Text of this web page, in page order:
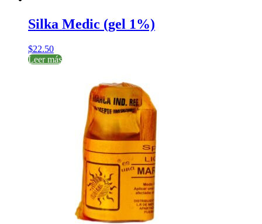
Silka Medic (gel 1%)
$22.50
Leer más